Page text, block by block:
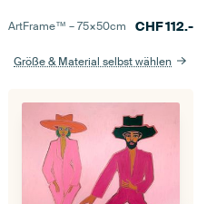
ArtFrame™ –75×50cm CHF112.-
Größe & Material selbst wählen